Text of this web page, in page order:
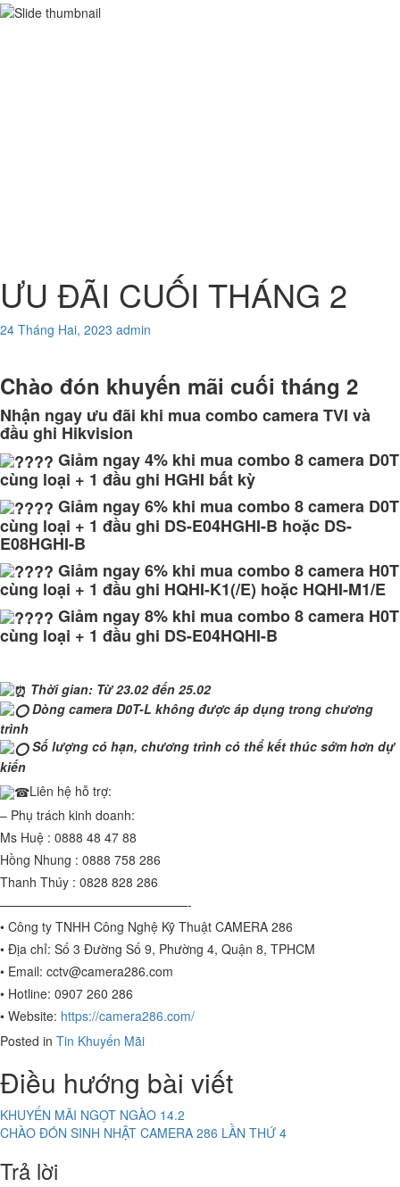
ƯU ĐÃI CUỐI THÁNG 2
24 Tháng Hai, 2023 admin
Chào đón khuyến mãi cuối tháng 2
Nhận ngay ưu đãi khi mua combo camera TVI và
đầu ghi Hikvision
Giảm ngay 4% khi mua combo 8 camera D0T
cùng loại + 1 đầu ghi HGHI bất kỳ
Giảm ngay 6% khi mua combo 8 camera D0T
cùng loại + 1 đầu ghi DS-E04HGHI-B hoặc DS-
E08HGHI-B
Giảm ngay 6% khi mua combo 8 camera H0T
cùng loại + 1 đầu ghi HQHI-K1(/E) hoặc HQHI-M1/E
Giảm ngay 8% khi mua combo 8 camera H0T
cùng loại + 1 đầu ghi DS-E04HQHI-B
Thời gian: Từ 23.02 đến 25.02
Dòng camera D0T-L không được áp dụng trong chương
trình
Số lượng có hạn, chương trình có thể kết thúc sớm hơn dự
kiến
Liên hệ hỗ trợ:
– Phụ trách kinh doanh:
Ms Huệ : 0888 48 47 88
Hồng Nhung : 0888 758 286
Thanh Thúy : 0828 828 286
———————————————-
• Công ty TNHH Công Nghệ Kỹ Thuật CAMERA 286
• Địa chỉ: Số 3 Đường Số 9, Phường 4, Quận 8, TPHCM
• Email: cctv@camera286.com
• Hotline: 0907 260 286
• Website: https://camera286.com/
Posted in Tin Khuyến Mãi
Điều hướng bài viết
KHUYẾN MÃI NGỌT NGÀO 14.2
CHÀO ĐÓN SINH NHẬT CAMERA 286 LẦN THỨ 4
Trả lời